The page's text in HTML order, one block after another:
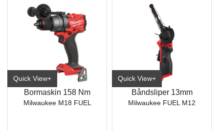
Quick View+
Bormaskin 158 Nm
Milwaukee M18 FUEL
Quick View+
Båndsliper 13mm
Milwaukee FUEL M12